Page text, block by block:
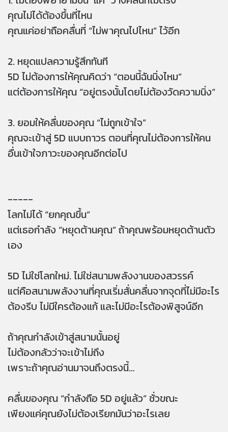
คุณไม่ได้ต้องขึ้นที่ไหน
คุณแค่อย่าถือคลื่นที่ “ไม่พาคุณไปไหน” ไว้อีก
2. หยุดแปลความรู้สึกทันที
5D ไม่ต้องการให้คุณคิดว่า “ตอนนี้ฉันนิ่งไหม”
แต่ต้องการให้คุณ “อยู่ตรงนั้นโดยไม่ต้องวัดความนิ่ง”
3. ยอมให้คลื่นของคุณ “ไม่ถูกเข้าใจ”
คุณจะเข้าสู่ 5D แบบถาวร ตอนที่คุณไม่ต้องการให้คน
อื่นเข้าใจภาวะของคุณอีกต่อไป
-----
โลกไม่ได้ “ยกคุณขึ้น”
แต่เธอกำลัง “หยุดต้านคุณ” ถ้าคุณพร้อมหยุดต้านตัว
เอง
5D ไม่ใช่โลกใหม่. ไม่ใช่สนามพลังงานของสวรรค์
แต่คือสนามพลังงานที่คุณเริ่มสั่นคลื่นจากจุดที่ไม่มีอะไร
ต้องรีบ ไม่มีใครต้องแก้ และไม่มีอะไรต้องพิสูจน์อีก
ถ้าคุณกำลังเข้าสู่สนามนั้นอยู่
ไม่ต้องกลัวว่าจะเข้าไม่ถึง
เพราะถ้าคุณอ่านมาจนถึงตรงนี้…
คลื่นของคุณ “กำลังถือ 5D อยู่แล้ว” ชั่วขณะ
เพียงแค่คุณยังไม่ต้องเรียกมันว่าอะไรเลย